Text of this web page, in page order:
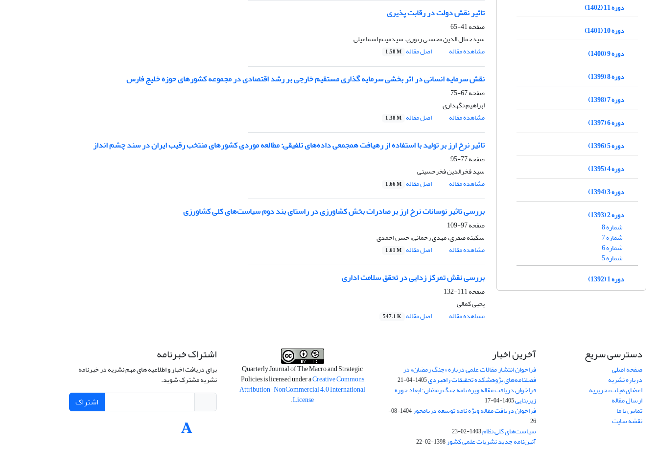
تاثیر نقش دولت در رقابت پذیری
صفحه41-65
سیدجمال الدین محسنی زنوزی، سیدمیثم اسماعیلی
مشاهده مقاله
اصل مقاله 1.58 M
نقش سرمایه انسانی در اثر بخشی سرمایه گذاری مستقیم خارجی بر رشد اقتصادی در مجموعه کشورهای حوزه خلیج فارس
صفحه67-75
ابراهیم نگهداری
مشاهده مقاله
اصل مقاله 1.38 M
تاثیر نرخ ارز بر تولید با استفاده از رهیافت همجمعی داده‌های تلفیقی: مطالعه موردی کشورهای منتخب رقیب ایران در سند چشم انداز
صفحه77-95
سید فخرالدین فخرحسینی
مشاهده مقاله
اصل مقاله 1.66 M
بررسی تاثیر نوسانات نرخ ارز بر صادرات بخش کشاورزی در راستای بند دوم سیاست‌های کلی کشاورزی
صفحه97-109
سکینه صفری، مهدی رحمانی، حسن احمدی
مشاهده مقاله
اصل مقاله 1.61 M
بررسی نقش تمرکز زدایی در تحقق سلامت اداری
صفحه111-132
یحیی کمالی
مشاهده مقاله
اصل مقاله 547.1 K
دوره 11 (1402)
دوره 10 (1401)
دوره 9 (1400)
دوره 8 (1399)
دوره 7 (1398)
دوره 6 (1397)
دوره 5 (1396)
دوره 4 (1395)
دوره 3 (1394)
دوره 2 (1393)
شماره 8
شماره 7
شماره 6
شماره 5
دوره 1 (1392)
دسترسی سریع
صفحه اصلی
درباره نشریه
اعضای هیات تحریریه
ارسال مقاله
تماس با ما
نقشه سایت
آخرین اخبار
فراخوان انتشار مقالات علمی درباره «جنگ رمضان» در
فصلنامه‌های پژوهشکده تحقیقات راهبردی1405-04-21
فراخوان دریافت مقاله ویژه نامه جنگ رمضان؛ ابعاد حوزه
زیربنایی1405-04-17
فراخوان دریافت مقاله ویژه نامه توسعه دریامحور
1404-08-
26
سیاست‌های کلی نظام1403-02-23
آئین‌نامه جدید نشریات علمی کشور1398-02-22
Quarterly Journal of The Macro and Strategic
Policies is licensed under aCreative Commons
Attribution-NonCommercial 4.0 International
License
.
اشتراک خبرنامه
برای دریافت اخبار و اطلاعیه های مهم نشریه در خبرنامه
نشریه مشترک شوید.
اشتراک